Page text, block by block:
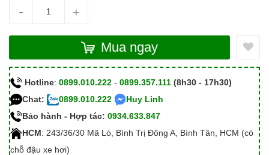
- +
Mua ngay
Hotline: 0899.010.222 - 0899.357.111 (8h30 - 17h30)
Chat:
0899.010.222
Huy Linh
Bảo hành - Hợp tác: 0934.633.847
HCM: 243/36/30 Mã Lò, Bình Trị Đông A, Bình Tân, HCM (có
chỗ đậu xe hơi)